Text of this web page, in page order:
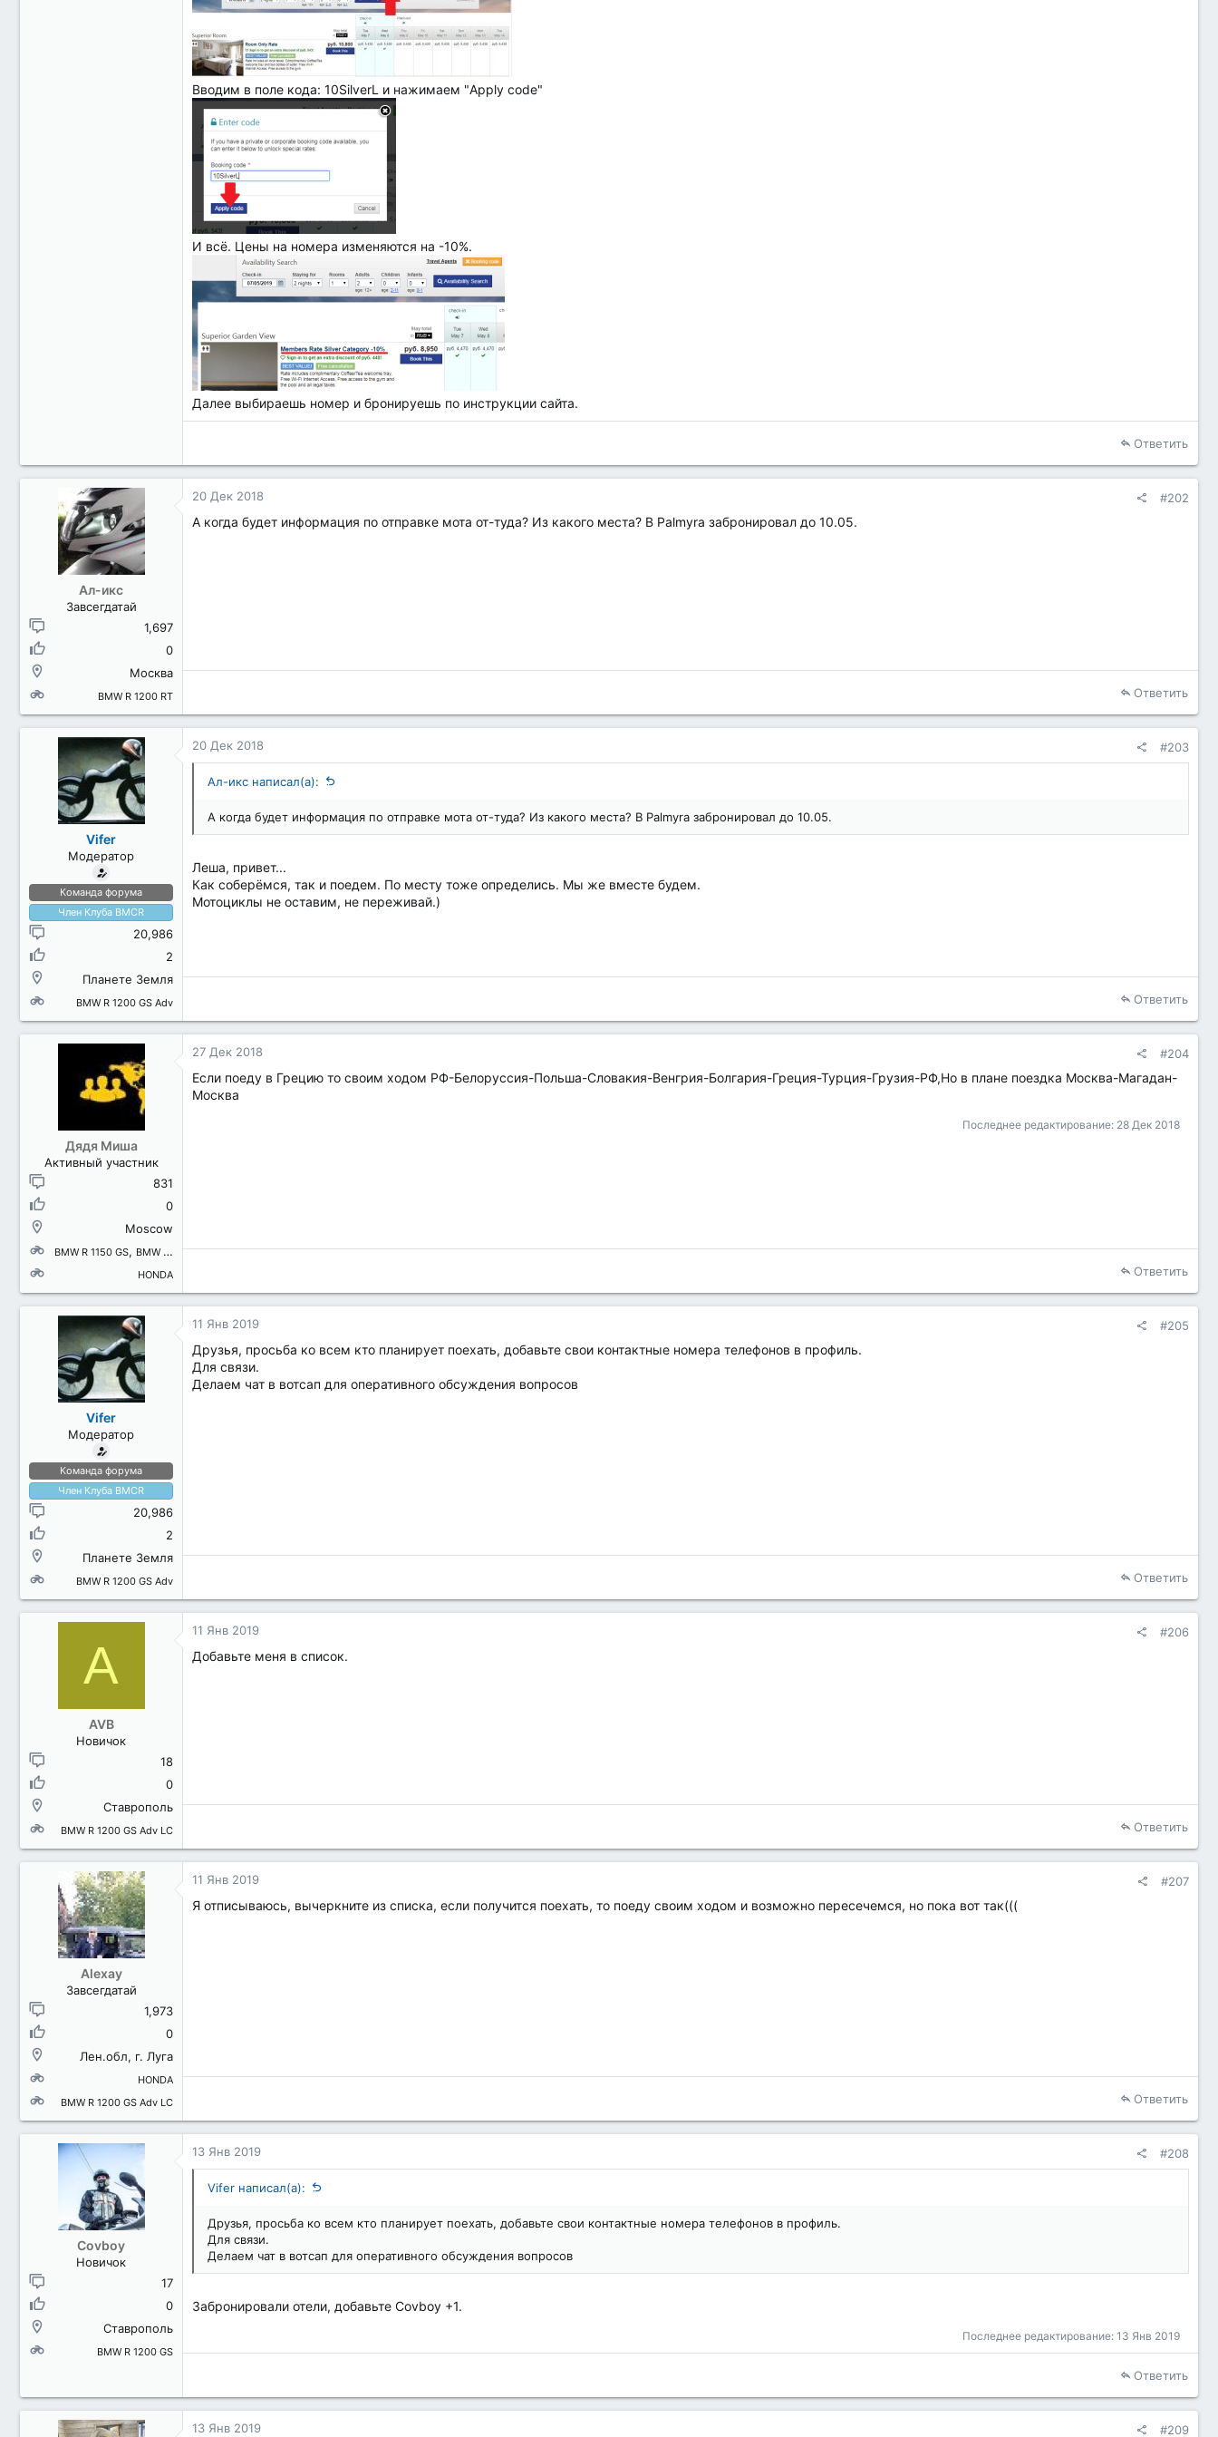
Вводим в поле кода: 10SilverL и нажимаем "Apply code"
И всё. Цены на номера изменяются на -10%.
Далее выбираешь номер и бронируешь по инструкции сайта.
Ответить
Ал-икс
Завсегдатай
1,697
0
Москва
BMW R 1200 RT
20 Дек 2018 #202
А когда будет информация по отправке мота от-туда? Из какого места? В Palmyra забронировал до 10.05.
Ответить
Vifer
Модератор
Команда форума
Член Клуба BMCR
20,986
2
Планете Земля
BMW R 1200 GS Adv
20 Дек 2018 #203
Ал-икс написал(а):
А когда будет информация по отправке мота от-туда? Из какого места? В Palmyra забронировал до 10.05.
Леша, привет...
Как соберёмся, так и поедем. По месту тоже определись. Мы же вместе будем.
Мотоциклы не оставим, не переживай.)
Ответить
Дядя Миша
Активный участник
831
0
Moscow
BMW R 1150 GS BMW R 1200 GS Adv
BMW K 100 RS
HONDA
27 Дек 2018 #204
Если поеду в Грецию то своим ходом РФ-Белоруссия-Польша-Словакия-Венгрия-Болгария-Греция-Турция-Грузия-РФ,Но в плане поездка Москва-Магадан-
Москва
Последнее редактирование: 28 Дек 2018
Ответить
Vifer
Модератор
Команда форума
Член Клуба BMCR
20,986
2
Планете Земля
BMW R 1200 GS Adv
11 Янв 2019 #205
Друзья, просьба ко всем кто планирует поехать, добавьте свои контактные номера телефонов в профиль.
Для связи.
Делаем чат в вотсап для оперативного обсуждения вопросов
Ответить
A
AVB
Новичок
18
0
Ставрополь
BMW R 1200 GS Adv LC
11 Янв 2019 #206
Добавьте меня в список.
Ответить
Alexay
Завсегдатай
1,973
0
Лен.обл, г. Луга
HONDA
BMW R 1200 GS Adv LC
11 Янв 2019 #207
Я отписываюсь, вычеркните из списка, если получится поехать, то поеду своим ходом и возможно пересечемся, но пока вот так(((
Ответить
Covboy
Новичок
17
0
Ставрополь
BMW R 1200 GS
13 Янв 2019 #208
Vifer написал(а):
Друзья, просьба ко всем кто планирует поехать, добавьте свои контактные номера телефонов в профиль.
Для связи.
Делаем чат в вотсап для оперативного обсуждения вопросов
Забронировали отели, добавьте Covboy +1.
Последнее редактирование: 13 Янв 2019
Ответить
13 Янв 2019 #209